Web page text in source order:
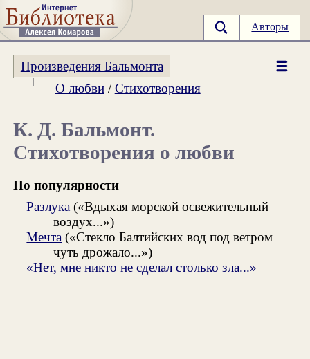
Авторы
Произведения Бальмонта
О любви/Стихотворения
К. Д. Бальмонт.
Стихотворения о любви
По популярности
Разлука («Вдыхая морской освежительный
воздух...»)
Мечта («Стекло Балтийских вод под ветром
чуть дрожало...»)
«Нет, мне никто не сделал столько зла...»